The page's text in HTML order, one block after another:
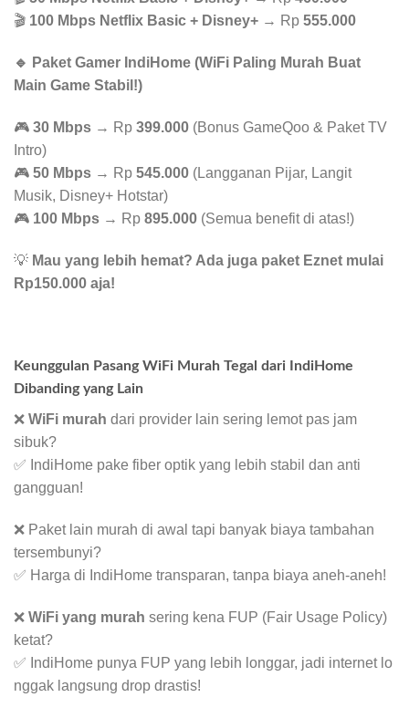
🎬 100 Mbps Netflix Basic + Disney+ → Rp 555.000
🔹 Paket Gamer IndiHome (WiFi Paling Murah Buat
Main Game Stabil!)
🎮 30 Mbps → Rp 399.000 (Bonus GameQoo & Paket TV
Intro)
🎮 50 Mbps → Rp 545.000 (Langganan Pijar, Langit
Musik, Disney+ Hotstar)
🎮 100 Mbps → Rp 895.000 (Semua benefit di atas!)
💡 Mau yang lebih hemat? Ada juga paket Eznet mulai
Rp150.000 aja!
Keunggulan Pasang WiFi Murah Tegal dari IndiHome
Dibanding yang Lain
❌ WiFi murah dari provider lain sering lemot pas jam
sibuk?
✅ IndiHome pake fiber optik yang lebih stabil dan anti
gangguan!
❌ Paket lain murah di awal tapi banyak biaya tambahan
tersembunyi?
✅ Harga di IndiHome transparan, tanpa biaya aneh-aneh!
❌ WiFi yang murah sering kena FUP (Fair Usage Policy)
ketat?
✅ IndiHome punya FUP yang lebih longgar, jadi internet lo
nggak langsung drop drastis!